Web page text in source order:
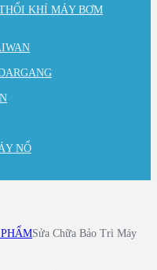
KHÍ MÁY BƠM
NỔ
Sửa Chữa Bảo Trì Máy